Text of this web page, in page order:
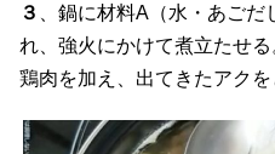
３
、鍋に材料A（水・あご
れ、強火にかけて煮立たせ
鶏肉を加え、出てきたアクを